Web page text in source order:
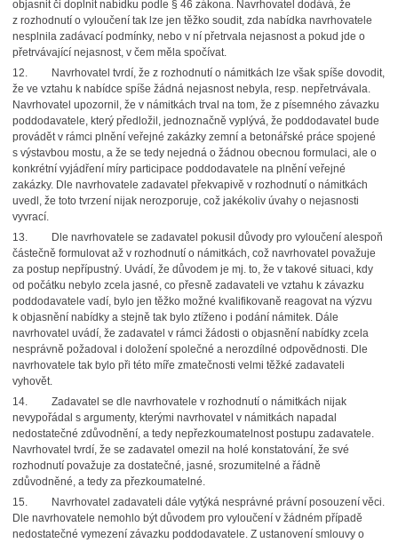
objasnit či doplnit nabídku podle § 46 zákona. Navrhovatel dodává, že
z rozhodnutí o vyloučení tak lze jen těžko soudit, zda nabídka navrhovatele
nesplnila zadávací podmínky, nebo v ní přetrvala nejasnost a pokud jde o
přetrvávající nejasnost, v čem měla spočívat.
12. Navrhovatel tvrdí, že z rozhodnutí o námitkách lze však spíše dovodit,
že ve vztahu k nabídce spíše žádná nejasnost nebyla, resp. nepřetrvávala.
Navrhovatel upozornil, že v námitkách trval na tom, že z písemného závazku
poddodavatele, který předložil, jednoznačně vyplývá, že poddodavatel bude
provádět v rámci plnění veřejné zakázky zemní a betonářské práce spojené
s výstavbou mostu, a že se tedy nejedná o žádnou obecnou formulaci, ale o
konkrétní vyjádření míry participace poddodavatele na plnění veřejné
zakázky. Dle navrhovatele zadavatel překvapivě v rozhodnutí o námitkách
uvedl, že toto tvrzení nijak nerozporuje, což jakékoliv úvahy o nejasnosti
vyvrací.
13. Dle navrhovatele se zadavatel pokusil důvody pro vyloučení alespoň
částečně formulovat až v rozhodnutí o námitkách, což navrhovatel považuje
za postup nepřípustný. Uvádí, že důvodem je mj. to, že v takové situaci, kdy
od počátku nebylo zcela jasné, co přesně zadavateli ve vztahu k závazku
poddodavatele vadí, bylo jen těžko možné kvalifikovaně reagovat na výzvu
k objasnění nabídky a stejně tak bylo ztíženo i podání námitek. Dále
navrhovatel uvádí, že zadavatel v rámci žádosti o objasnění nabídky zcela
nesprávně požadoval i doložení společné a nerozdílné odpovědnosti. Dle
navrhovatele tak bylo při této míře zmatečnosti velmi těžké zadavateli
vyhovět.
14. Zadavatel se dle navrhovatele v rozhodnutí o námitkách nijak
nevypořádal s argumenty, kterými navrhovatel v námitkách napadal
nedostatečné zdůvodnění, a tedy nepřezkoumatelnost postupu zadavatele.
Navrhovatel tvrdí, že se zadavatel omezil na holé konstatování, že své
rozhodnutí považuje za dostatečné, jasné, srozumitelné a řádně
zdůvodněné, a tedy za přezkoumatelné.
15. Navrhovatel zadavateli dále vytýká nesprávné právní posouzení věci.
Dle navrhovatele nemohlo být důvodem pro vyloučení v žádném případě
nedostatečné vymezení závazku poddodavatele. Z ustanovení smlouvy o